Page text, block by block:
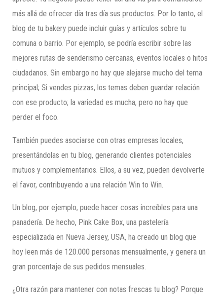
más allá de ofrecer día tras día sus productos. Por lo tanto, el
blog de tu bakery puede incluir guías y artículos sobre tu
comuna o barrio. Por ejemplo, se podría escribir sobre las
mejores rutas de senderismo cercanas, eventos locales o hitos
ciudadanos. Sin embargo no hay que alejarse mucho del tema
principal; Si vendes pizzas, los temas deben guardar relación
con ese producto; la variedad es mucha, pero no hay que
perder el foco.
También puedes asociarse con otras empresas locales,
presentándolas en tu blog, generando clientes potenciales
mutuos y complementarios. Ellos, a su vez, pueden devolverte
el favor, contribuyendo a una relación Win to Win.
Un blog, por ejemplo, puede hacer cosas increíbles para una
panadería. De hecho, Pink Cake Box, una pastelería
especializada en Nueva Jersey, USA, ha creado un blog que
hoy leen más de 120.000 personas mensualmente, y genera un
gran porcentaje de sus pedidos mensuales.
¿Otra razón para mantener con notas frescas tu blog? Porque